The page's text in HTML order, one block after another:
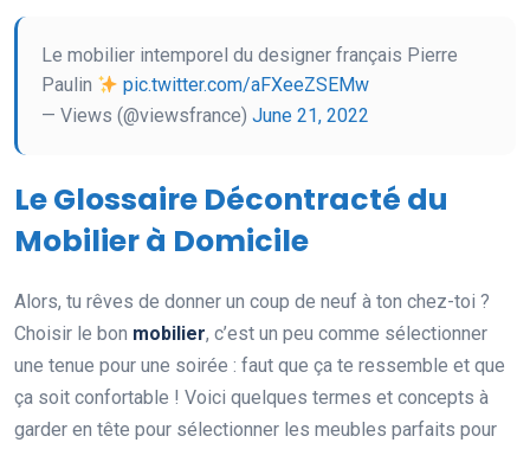
Le mobilier intemporel du designer français Pierre
Paulin
pic.twitter.com/aFXeeZSEMw
— Views (@viewsfrance) June 21, 2022
Le Glossaire Décontracté du
Mobilier à Domicile
Alors, tu rêves de donner un coup de neuf à ton chez-toi ?
Choisir le bon mobilier, c’est un peu comme sélectionner
une tenue pour une soirée : faut que ça te ressemble et que
ça soit confortable ! Voici quelques termes et concepts à
garder en tête pour sélectionner les meubles parfaits pour